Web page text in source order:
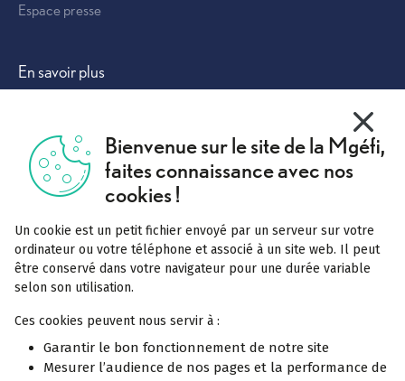
Espace presse
Autres solutions
En savoir plus
Tout comprendre
Complémentaire santé
Pourquoi rejoindre la Mgéfi
Notre service Acceo
Réclamation
En savoir plus
Offres spécifiques
Bienvenue sur le site de la Mgéfi,
faites connaissance avec nos
cookies !
Un cookie est un petit fichier envoyé par un serveur sur votre
ordinateur ou votre téléphone et associé à un site web. Il peut
être conservé dans votre navigateur pour une durée variable
selon son utilisation.
Ces cookies peuvent nous servir à :
Garantir le bon fonctionnement de notre site
Mesurer l’audience de nos pages et la performance de
X